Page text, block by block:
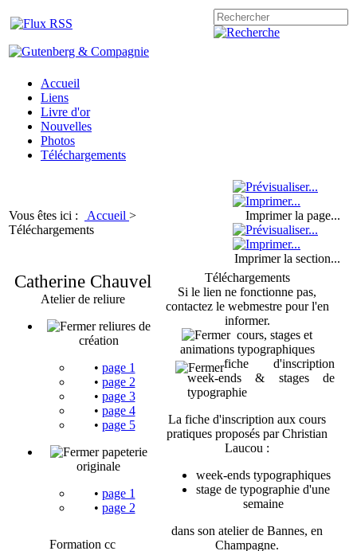
Accueil
Liens
Livre d'or
Nouvelles
Photos
Téléchargements
Vous êtes ici : Accueil >
Téléchargements
Imprimer la page...
Imprimer la section...
Catherine Chauvel
Atelier de reliure
reliures de
création
• page 1
• page 2
• page 3
• page 4
• page 5
papeterie
originale
• page 1
• page 2
Formation cc
Téléchargements
Si le lien ne fonctionne pas,
contactez le webmestre pour l'en
informer.
cours, stages et
animations typographiques
fiche d'inscription
week-ends & stages de
typographie
La fiche d'inscription aux cours
pratiques proposés par Christian
Laucou :
week-ends typographiques
stage de typographie d'une
semaine
dans son atelier de Bannes, en
Champagne.